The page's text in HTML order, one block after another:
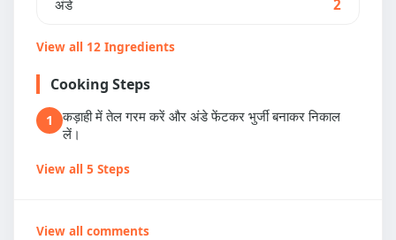
अंडे 2
View all 12 Ingredients
Cooking Steps
1
कड़ाही में तेल गरम करें और अंडे फेंटकर भुर्जी बनाकर निकाल
लें।
View all 5 Steps
View all comments